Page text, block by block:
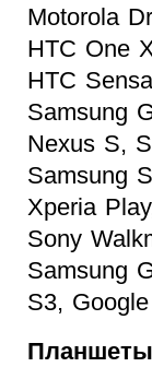
Motorola
HTC One
HTC
Samsung
Nexus S,
Samsung
Xperia
Sony
Samsung
S3,